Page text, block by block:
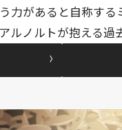
力があると自称する
ルノルトが抱える過